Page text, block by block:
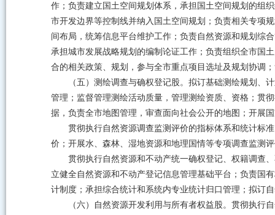
作；负责建立国土空间规划体系，承担国土空间规划的组
市开发边界等控制线并纳入国土空间规划；负责相关专项
间布局，统筹信息平台维护工作；负责自然资源和规划综
承担城市发展战略规划的编制论证工作；负责组织全市国
合的相关政策、规划，参与全市重点项目选址及规划协调
（五）测绘调查与确权登记股。拟订基础测绘规划
管理；监督管理测绘活动质量，管理测绘资质、资格；贯
据，负责全市地图管理，审查面向社会公开的地图；开展
贯彻执行自然资源调查监测评价的指标体系和统计标
价；开展水、森林、湿地资源和地理国情等专项调查监测
贯彻执行自然资源和不动产统一确权登记、权籍调查
立健全自然资源和不动产登记信息管理基础平台；负责国
计制度；承担综合统计和系统内专业统计归口管理；拟订
（六）自然资源开发利用与所有者权益股。贯彻执